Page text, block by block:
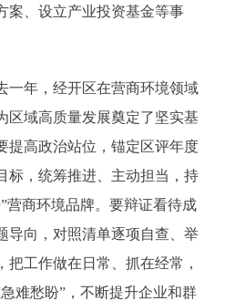
案、设立产业投资基金等事
年，经开区在营商环境领域
区域高质量发展奠定了坚实基
提高政治站位，锚定区评年度
标，统筹推进、主动担当，持
营商环境品牌。要辩证看待成
导向，对照清单逐项自查、举
把工作做在日常、抓在经常，
难愁盼”，不断提升企业和群